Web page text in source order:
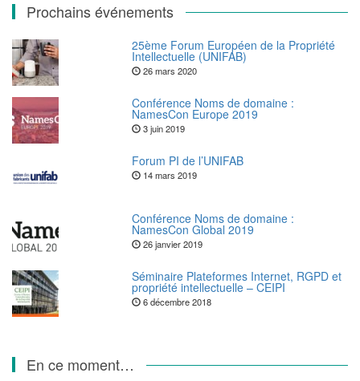
Prochains événements
25ème Forum Européen de la Propriété
Intellectuelle (UNIFAB)
26 mars 2020
Conférence Noms de domaine :
NamesCon Europe 2019
3 juin 2019
Forum PI de l’UNIFAB
14 mars 2019
Conférence Noms de domaine :
NamesCon Global 2019
26 janvier 2019
Séminaire Plateformes Internet, RGPD et
propriété intellectuelle – CEIPI
6 décembre 2018
En ce moment…